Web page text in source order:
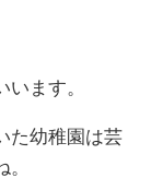
ます。
た幼稚園は芸